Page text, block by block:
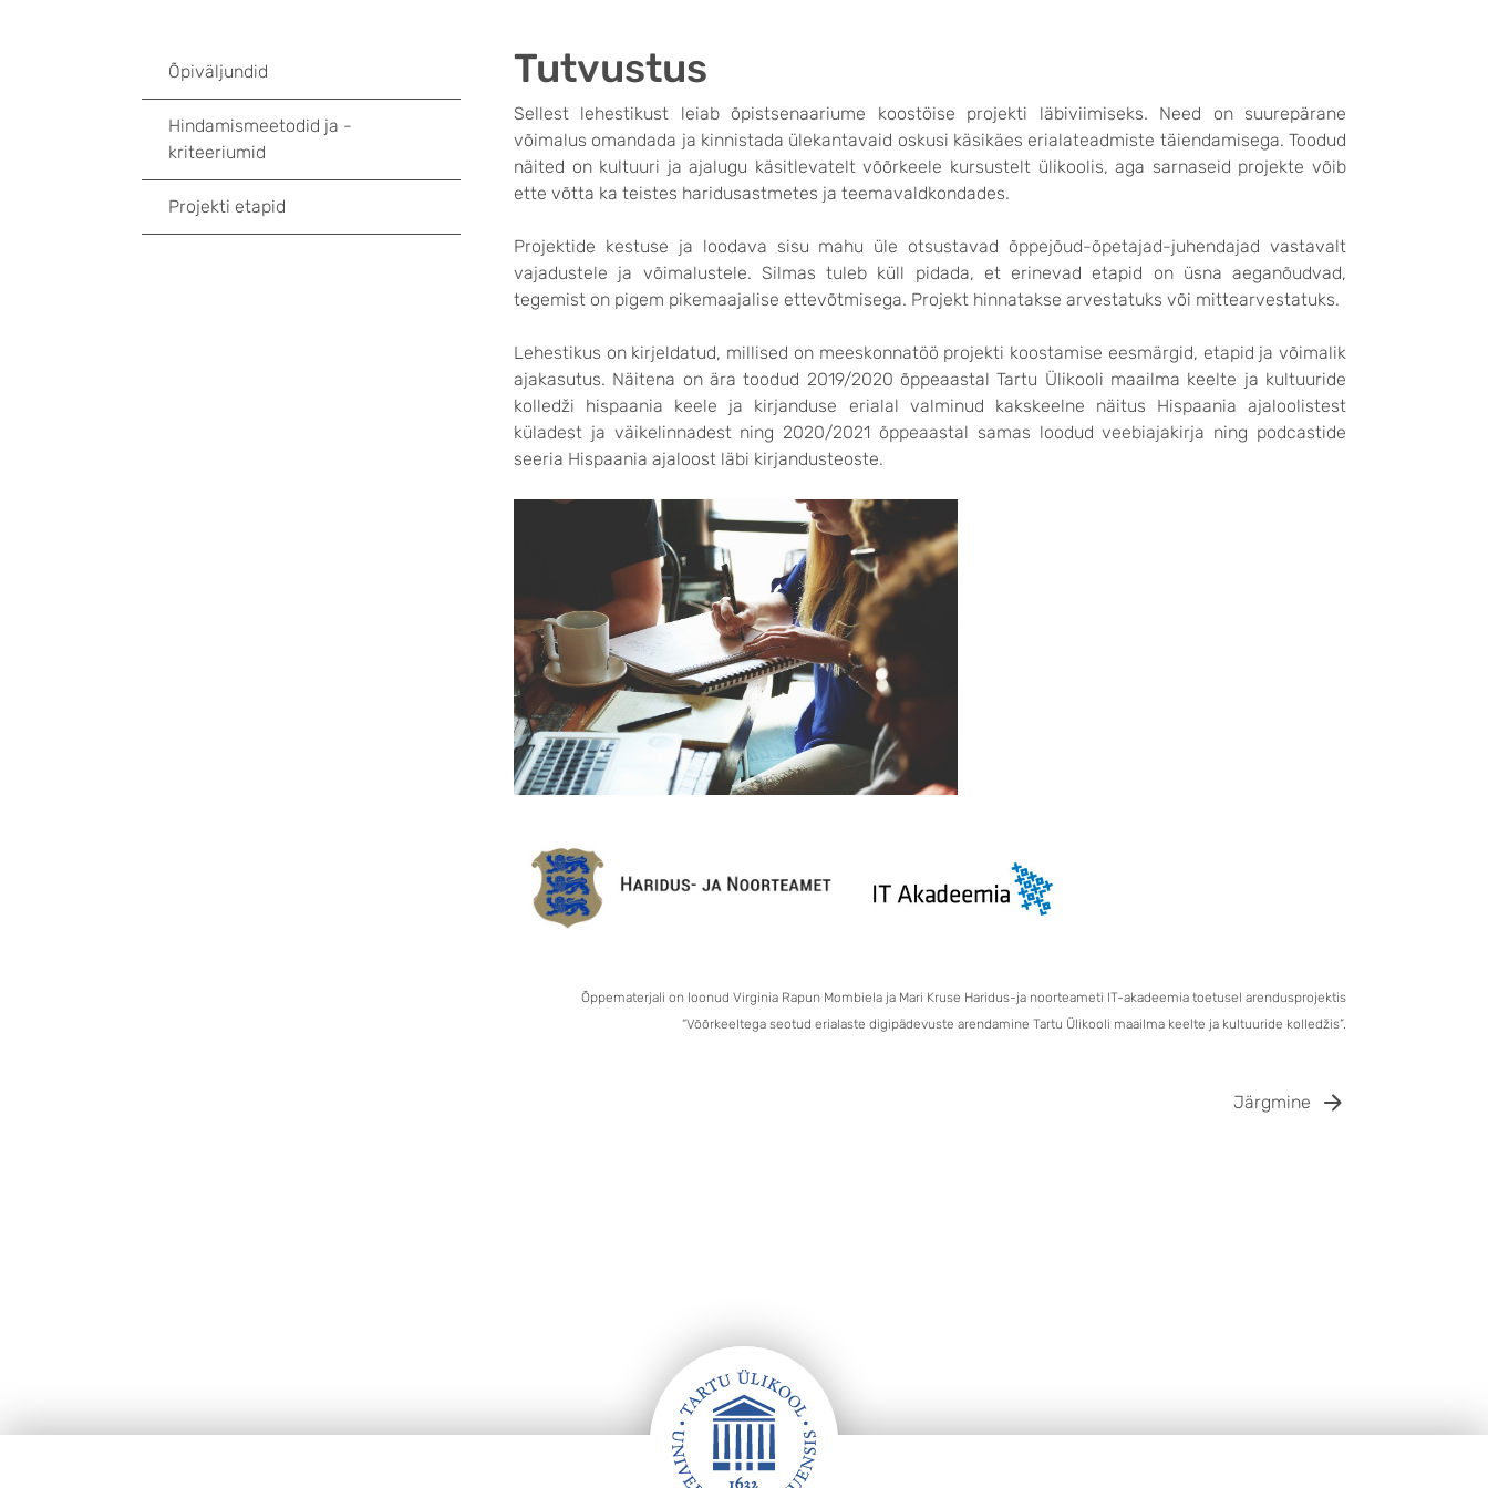
Tutvustus
Sellest lehestikust leiab õpistsenaariume koostöise projekti läbiviimiseks. Need on suurepärane
võimalus omandada ja kinnistada ülekantavaid oskusi käsikäes erialateadmiste täiendamisega. Toodud
näited on kultuuri ja ajalugu käsitlevatelt võõrkeele kursustelt ülikoolis, aga sarnaseid projekte võib
ette võtta ka teistes haridusastmetes ja teemavaldkondades.
Projektide kestuse ja loodava sisu mahu üle otsustavad õppejõud-õpetajad-juhendajad vastavalt
vajadustele ja võimalustele. Silmas tuleb küll pidada, et erinevad etapid on üsna aeganõudvad,
tegemist on pigem pikemaajalise ettevõtmisega. Projekt hinnatakse arvestatuks või mittearvestatuks.
Lehestikus on kirjeldatud, millised on meeskonnatöö projekti koostamise eesmärgid, etapid ja võimalik
ajakasutus. Näitena on ära toodud 2019/2020 õppeaastal Tartu Ülikooli maailma keelte ja kultuuride
kolledži hispaania keele ja kirjanduse erialal valminud kakskeelne näitus Hispaania ajaloolistest
küladest ja väikelinnadest ning 2020/2021 õppeaastal samas loodud veebiajakirja ning podcastide
seeria Hispaania ajaloost läbi kirjandusteoste.
Õppematerjali on loonud Virginia Rapun Mombiela ja Mari Kruse Haridus-ja noorteameti IT-akadeemia toetusel arendusprojektis
“Võõrkeeltega seotud erialaste digipädevuste arendamine Tartu Ülikooli maailma keelte ja kultuuride kolledžis”.
Järgmine
Õpiväljundid
Hindamismeetodid ja -
kriteeriumid
Projekti etapid